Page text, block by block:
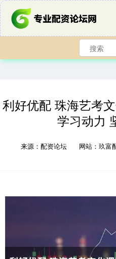
利好优配 珠海艺考
学习动力
来源：配资论坛 网站：玖富